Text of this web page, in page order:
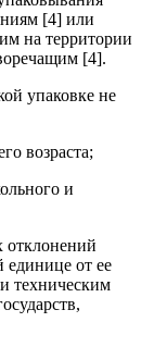
[4] или
на территории
[4].
упаковке не
возраста;
и
отклонений
единице от ее
техническим